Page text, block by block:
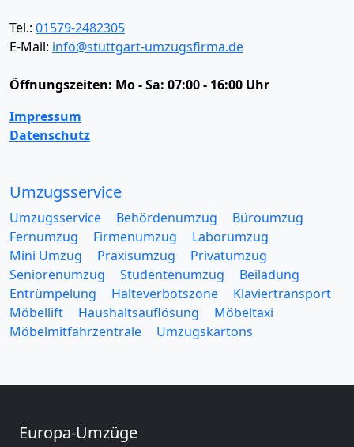
Tel.: 01579-2482305
E-Mail: info@stuttgart-umzugsfirma.de
Öffnungszeiten: Mo - Sa: 07:00 - 16:00 Uhr
Impressum
Datenschutz
Umzugsservice
Umzugsservice Behördenumzug
Büroumzug
Fernumzug
Firmenumzug
Laborumzug
Mini Umzug
Praxisumzug
Privatumzug
Seniorenumzug
Studentenumzug
Beiladung
Entrümpelung
Halteverbotszone
Klaviertransport
Möbellift
Haushaltsauflösung
Möbeltaxi
Möbelmitfahrzentrale
Umzugskartons
Europa-Umzüge